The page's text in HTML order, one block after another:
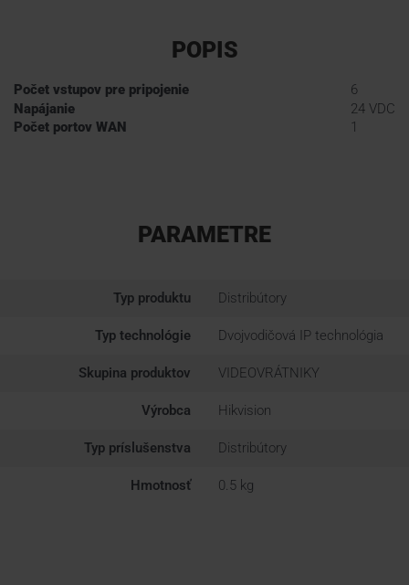
POPIS
Počet vstupov pre pripojenie
6
Napájanie
24 VDC
Počet portov WAN
1
PARAMETRE
Typ produktu Distribútory
Typ technológie Dvojvodičová IP technológia
Skupina produktov VIDEOVRÁTNIKY
Výrobca Hikvision
Typ príslušenstva Distribútory
Hmotnosť 0.5 kg